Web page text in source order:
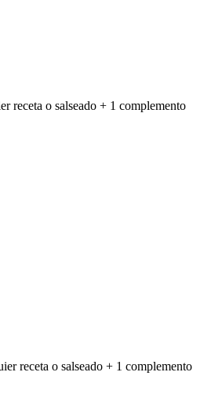
receta o salseado + 1 complemento
receta o salseado + 1 complemento